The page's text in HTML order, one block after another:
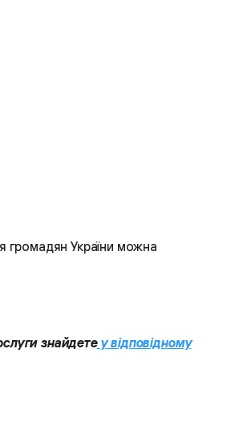
громадян України можна
знайдетеу відповідному